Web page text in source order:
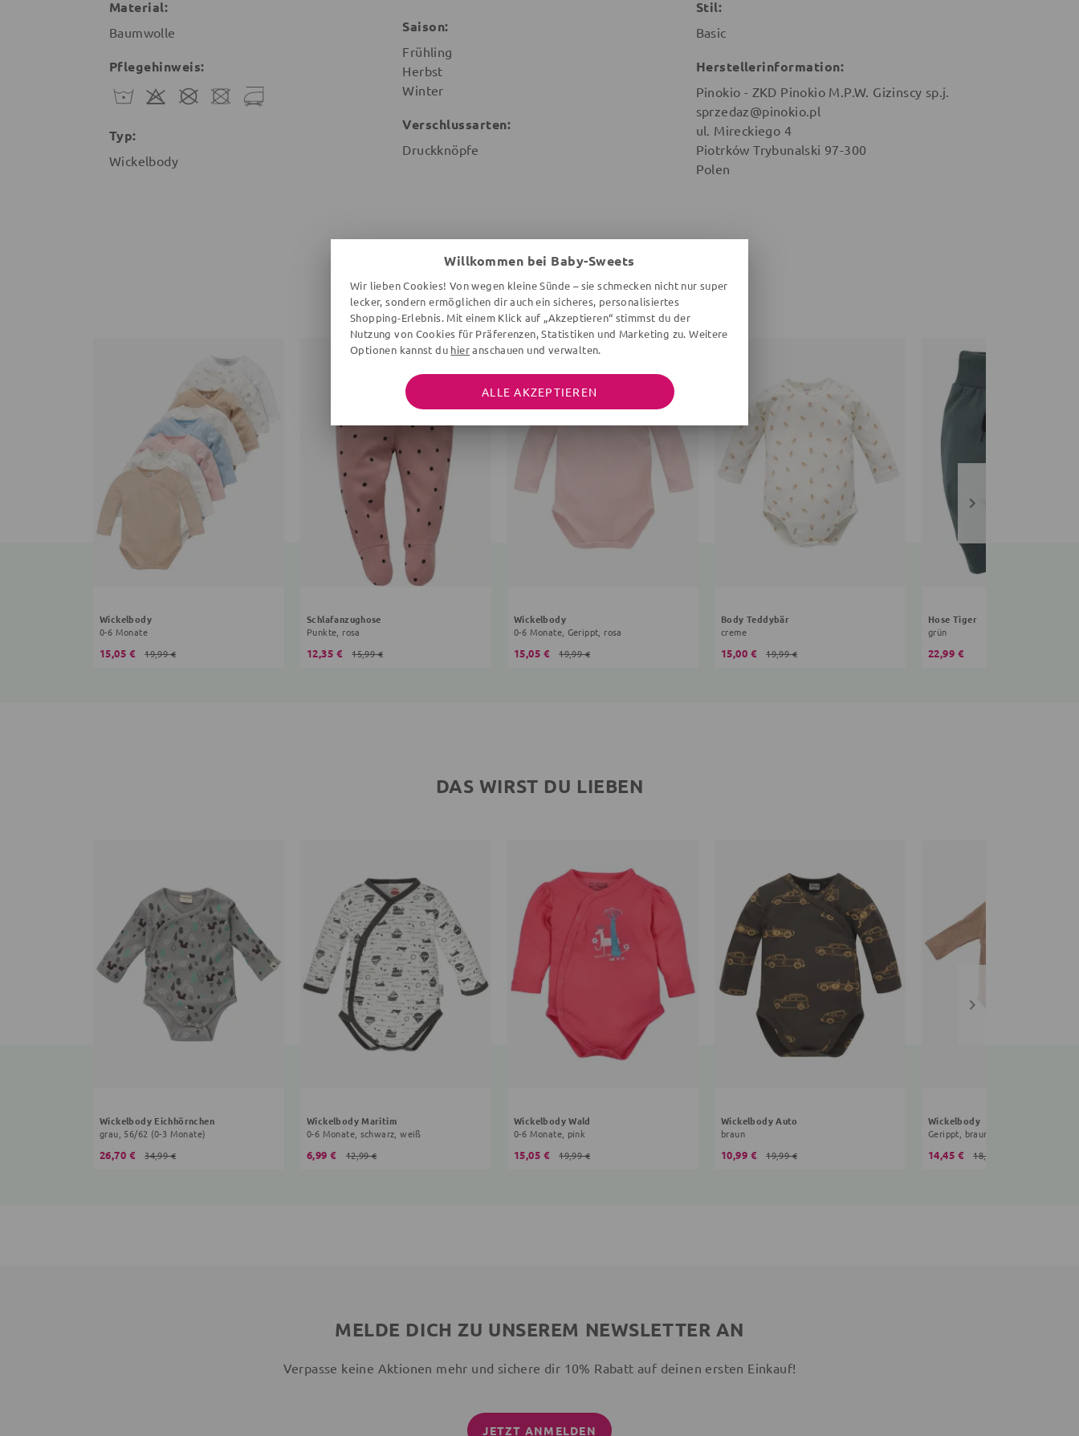
Material:
Baumwolle
Pflegehinweis:
Typ:
Wickelbody
Saison:
Frühling
Herbst
Winter
Verschlussarten:
Druckknöpfe
Stil:
Basic
Herstellerinformation:
Pinokio - ZKD Pinokio M.P.W. Gizinscy sp.j.
sprzedaz@pinokio.pl
ul. Mireckiego 4
Piotrków Trybunalski 97-300
Polen
WEITERE ARTIKEL DER MARKE
Wickelbody
0-6 Monate
15,05 € 19,99 €
Schlafanzughose
Punkte, rosa
12,35 € 15,99 €
Wickelbody
0-6 Monate, Gerippt, rosa
15,05 € 19,99 €
Body Teddybär
creme
15,00 € 19,99 €
Hose Tiger
grün
22,99 €
DAS WIRST DU LIEBEN
Wickelbody Eichhörnchen
grau, 56/62 (0-3 Monate)
26,70 € 34,99 €
Wickelbody Maritim
0-6 Monate, schwarz, weiß
6,99 € 12,99 €
Wickelbody Wald
0-6 Monate, pink
15,05 € 19,99 €
Wickelbody Auto
braun
10,99 € 19,99 €
Wickelbody
Gerippt, braun
14,45 € 18,99 €
MELDE DICH ZU UNSEREM NEWSLETTER AN
Verpasse keine Aktionen mehr und sichere dir 10% Rabatt auf deinen ersten Einkauf!
JETZT ANMELDEN
Willkommen bei Baby-Sweets
Wir lieben Cookies! Von wegen kleine Sünde – sie schmecken nicht nur super
lecker, sondern ermöglichen dir auch ein sicheres, personalisiertes
Shopping-Erlebnis. Mit einem Klick auf „Akzeptieren“ stimmst du der
Nutzung von Cookies für Präferenzen, Statistiken und Marketing zu. Weitere
Optionen kannst du hieranschauen und verwalten.
ALLE AKZEPTIEREN